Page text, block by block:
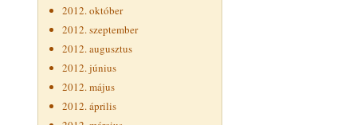
2012. október
2012. szeptember
2012. augusztus
2012. június
2012. május
2012. április